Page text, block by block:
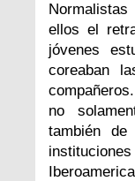
Normalistas
ellos el
jóvenes
coreaban
no
también